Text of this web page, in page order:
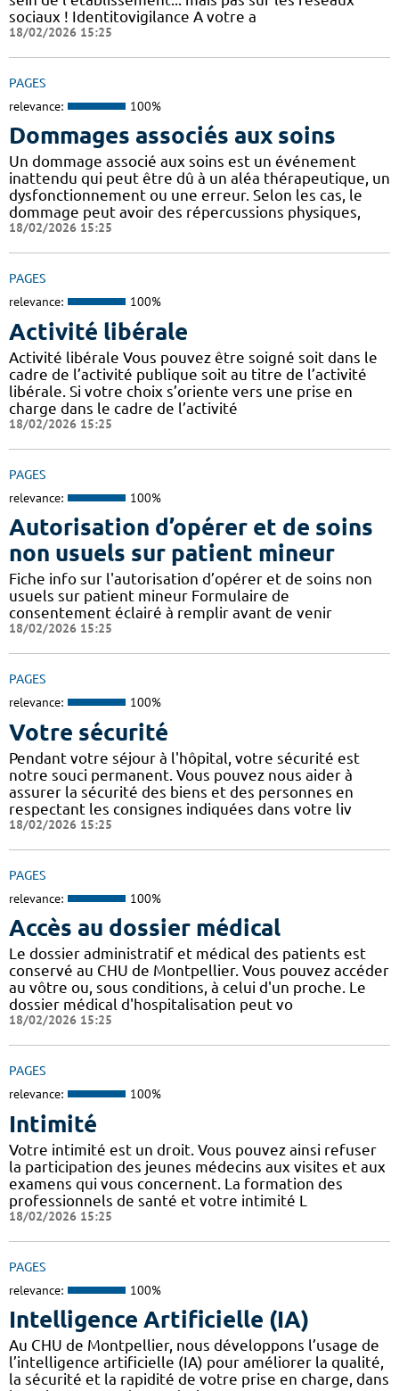
sociaux ! Identitovigilance A votre a
18/02/2026 15:25
PAGES
relevance: 100%
Dommages associés aux soins
Un dommage associé aux soins est un événement
inattendu qui peut être dû à un aléa thérapeutique, un
dysfonctionnement ou une erreur. Selon les cas, le
dommage peut avoir des répercussions physiques,
18/02/2026 15:25
PAGES
relevance: 100%
Activité libérale
Activité libérale Vous pouvez être soigné soit dans le
cadre de l’activité publique soit au titre de l’activité
libérale. Si votre choix s’oriente vers une prise en
charge dans le cadre de l’activité
18/02/2026 15:25
PAGES
relevance: 100%
Autorisation d’opérer et de soins
non usuels sur patient mineur
Fiche info sur l'autorisation d’opérer et de soins non
usuels sur patient mineur Formulaire de
consentement éclairé à remplir avant de venir
18/02/2026 15:25
PAGES
relevance: 100%
Votre sécurité
Pendant votre séjour à l'hôpital, votre sécurité est
notre souci permanent. Vous pouvez nous aider à
assurer la sécurité des biens et des personnes en
respectant les consignes indiquées dans votre liv
18/02/2026 15:25
PAGES
relevance: 100%
Accès au dossier médical
Le dossier administratif et médical des patients est
conservé au CHU de Montpellier. Vous pouvez accéder
au vôtre ou, sous conditions, à celui d'un proche. Le
dossier médical d'hospitalisation peut vo
18/02/2026 15:25
PAGES
relevance: 100%
Intimité
Votre intimité est un droit. Vous pouvez ainsi refuser
la participation des jeunes médecins aux visites et aux
examens qui vous concernent. La formation des
professionnels de santé et votre intimité L
18/02/2026 15:25
PAGES
relevance: 100%
Intelligence Artificielle (IA)
Au CHU de Montpellier, nous développons l’usage de
l’intelligence artificielle (IA) pour améliorer la qualité,
la sécurité et la rapidité de votre prise en charge, dans